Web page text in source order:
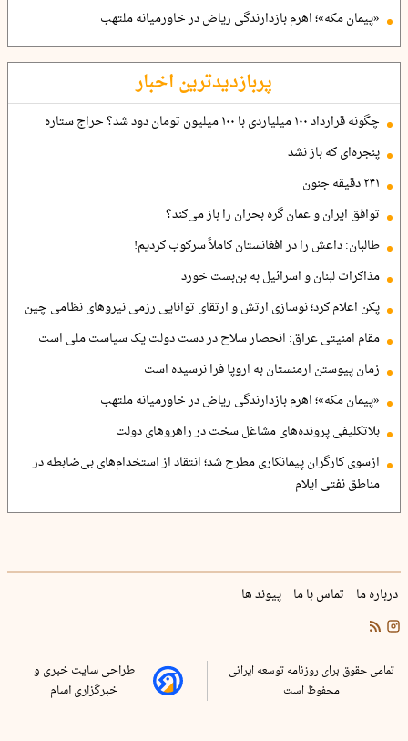
«پیمان مکه»؛ اهرم بازدارندگی ریاض در خاورمیانه ملتهب
پربازدیدترین اخبار
چگونه قرارداد ۱۰۰ میلیاردی با ۱۰۰ میلیون تومان دود شد؟ حراج ستاره
پنجره‌ای که باز نشد
۲۴۱ دقیقه جنون
توافق ایران و عمان گره بحران را باز می‌کند؟
طالبان: داعش را در افغانستان کاملاً سرکوب کردیم!
مذاکرات لبنان و اسرائیل به بن‌بست خورد
پکن اعلام کرد؛ نوسازی ارتش و ارتقای توانایی رزمی نیروهای نظامی چین
مقام امنیتی عراق: انحصار سلاح در دست دولت یک سیاست ملی است
زمان پیوستن ارمنستان به اروپا فرا نرسیده است
«پیمان مکه»؛ اهرم بازدارندگی ریاض در خاورمیانه ملتهب
بلاتکلیفی پرونده‌های مشاغل سخت در راهروهای دولت
ازسوی کارگران پیمانکاری مطرح شد؛ انتقاد از استخدام‌های بی‌ضابطه در
مناطق نفتی ایلام
درباره ما تماس با ما پیوند ها
تمامی حقوق برای روزنامه توسعه ایرانی
محفوظ است
طراحی سایت خبری و
خبرگزاری آسام